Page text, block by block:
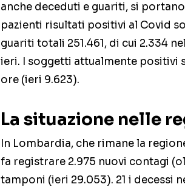
anche deceduti e guariti, si
pazienti risultati positivi al Covid
guariti totali 251.461, di cui 2.334
ieri. I soggetti attualmente positivi
ore (ieri 9.623).
La situazione nelle
In Lombardia, che rimane la
fa registrare 2.975 nuovi contagi
tamponi (ieri 29.053). 21 i decessi